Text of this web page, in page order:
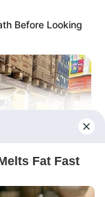
KAMI IKLAN
Before Looking